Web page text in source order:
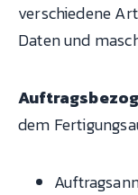
verschiedene
Daten und
dem